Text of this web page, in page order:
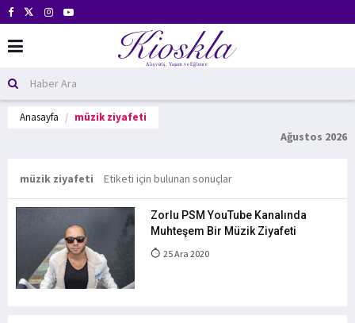
Anasayfa müzik ziyafeti
Ağustos 2026
müzik ziyafeti Etiketi için bulunan sonuçlar
Zorlu PSM YouTube Kanalında
Muhteşem Bir Müzik Ziyafeti
25 Ara 2020